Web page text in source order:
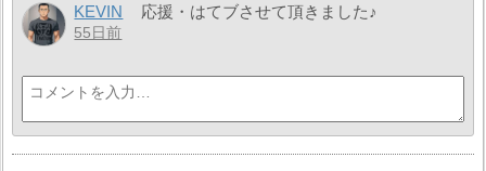
KEVIN 応援・はてブさせて頂きました♪
55日前